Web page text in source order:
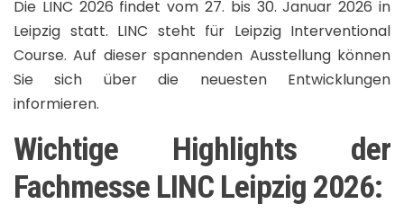
Die LINC 2026 findet vom 27. bis 30. Januar 2026 in
Leipzig statt. LINC steht für Leipzig Interventional
Course. Auf dieser spannenden Ausstellung können
Sie sich über die neuesten Entwicklungen
informieren.
Wichtige Highlights der
Fachmesse LINC Leipzig 2026: